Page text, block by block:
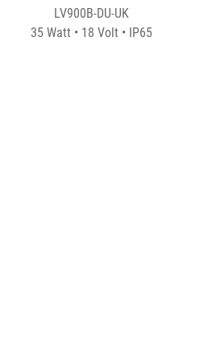
LV900B-DU-UK
35 Watt • 18 Volt • IP65